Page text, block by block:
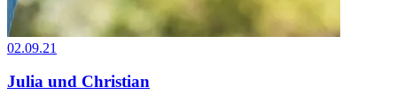
02.09.21
Julia und Christian